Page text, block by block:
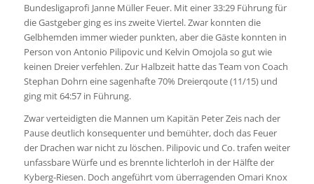
Bundesligaprofi Janne Müller Feuer. Mit einer 33:29 Führung für
die Gastgeber ging es ins zweite Viertel. Zwar konnten die
Gelbhemden immer wieder punkten, aber die Gäste konnten in
Person von Antonio Pilipovic und Kelvin Omojola so gut wie
keinen Dreier verfehlen. Zur Halbzeit hatte das Team von Coach
Stephan Dohrn eine sagenhafte 70% Dreierqoute (11/15) und
ging mit 64:57 in Führung.
Zwar verteidigten die Mannen um Kapitän Peter Zeis nach der
Pause deutlich konsequenter und bemühter, doch das Feuer
der Drachen war nicht zu löschen. Pilipovic und Co. trafen weiter
unfassbare Würfe und es brennte lichterloh in der Hälfte der
Kyberg-Riesen. Doch angeführt vom überragenden Omari Knox